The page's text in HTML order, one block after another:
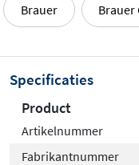
Brauer Brauer
Specificaties
Product
Artikelnummer
Fabrikantnummer